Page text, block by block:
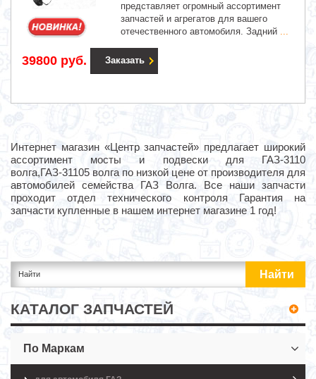
представляет огромный ассортимент
запчастей и агрегатов для вашего
отечественного автомобиля. Задний ...
39800 руб. Заказать
Интернет магазин «Центр запчастей» предлагает широкий
ассортимент мосты и подвески для ГАЗ-3110
волга,ГАЗ-31105 волга по низкой цене от производителя для
автомобилей семейства ГАЗ Волга. Все наши запчасти
проходит отдел технического контроля Гарантия на
запчасти купленные в нашем интернет магазине 1 год!
КАТАЛОГ ЗАПЧАСТЕЙ
По Маркам